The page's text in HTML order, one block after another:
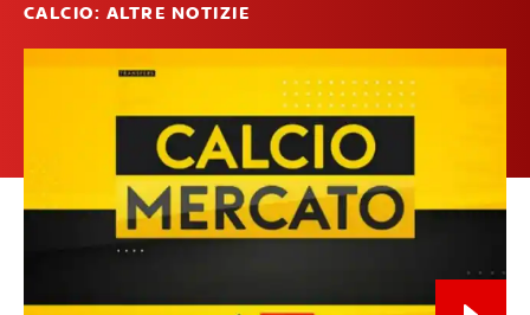
CALCIO: ALTRE NOTIZIE